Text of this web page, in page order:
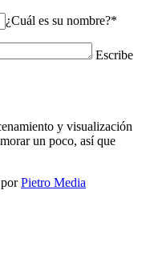
¿Cuál es su nombre?*
Escribe
y visualización
un poco, así que
Pietro Media